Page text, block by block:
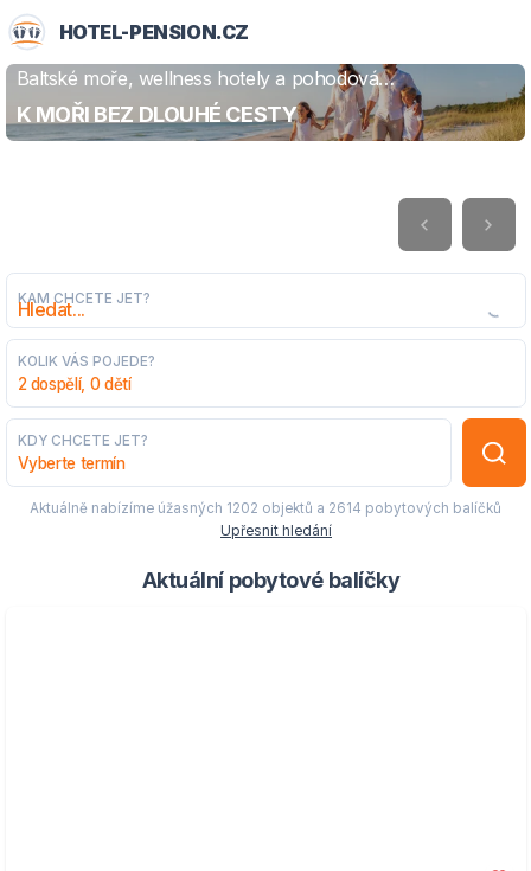
HOTEL-PENSION.CZ
Baltské moře, wellness hotely a pohodová
dovolená
K MOŘI BEZ DLOUHÉ CESTY
ZJISTIT VÍCE
KAM CHCETE JET?
KOLIK VÁS POJEDE?
2 dospělí, 0 dětí
KDY CHCETE JET?
Vyberte termín
Aktuálně nabízíme úžasných 1202 objektů a 2614 pobytových balíčků
Upřesnit hledání
Aktuální pobytové balíčky